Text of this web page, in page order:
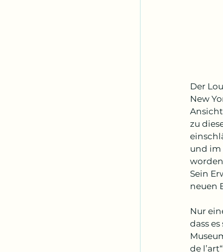
Der
New
zu
und im
Sein
neuen
Nur
dass
de